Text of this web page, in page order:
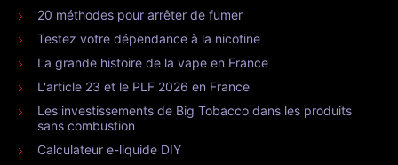
20 méthodes pour arrêter de fumer
Testez votre dépendance à la nicotine
La grande histoire de la vape en France
L'article 23 et le PLF 2026 en France
Les investissements de Big Tobacco dans les produits
sans combustion
Calculateur e-liquide DIY